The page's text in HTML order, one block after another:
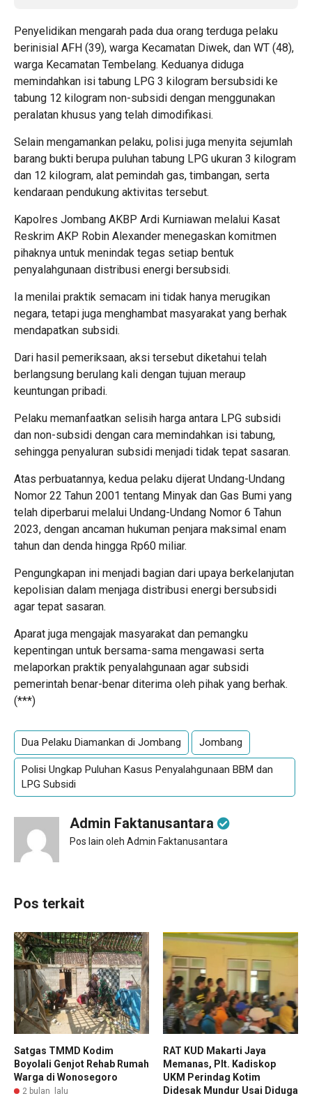
Penyelidikan mengarah pada dua orang terduga pelaku
berinisial AFH (39), warga Kecamatan Diwek, dan WT (48),
warga Kecamatan Tembelang. Keduanya diduga
memindahkan isi tabung LPG 3 kilogram bersubsidi ke
tabung 12 kilogram non-subsidi dengan menggunakan
peralatan khusus yang telah dimodifikasi.
Selain mengamankan pelaku, polisi juga menyita sejumlah
barang bukti berupa puluhan tabung LPG ukuran 3 kilogram
dan 12 kilogram, alat pemindah gas, timbangan, serta
kendaraan pendukung aktivitas tersebut.
Kapolres Jombang AKBP Ardi Kurniawan melalui Kasat
Reskrim AKP Robin Alexander menegaskan komitmen
pihaknya untuk menindak tegas setiap bentuk
penyalahgunaan distribusi energi bersubsidi.
Ia menilai praktik semacam ini tidak hanya merugikan
negara, tetapi juga menghambat masyarakat yang berhak
mendapatkan subsidi.
Dari hasil pemeriksaan, aksi tersebut diketahui telah
berlangsung berulang kali dengan tujuan meraup
keuntungan pribadi.
Pelaku memanfaatkan selisih harga antara LPG subsidi
dan non-subsidi dengan cara memindahkan isi tabung,
sehingga penyaluran subsidi menjadi tidak tepat sasaran.
Atas perbuatannya, kedua pelaku dijerat Undang-Undang
Nomor 22 Tahun 2001 tentang Minyak dan Gas Bumi yang
telah diperbarui melalui Undang-Undang Nomor 6 Tahun
2023, dengan ancaman hukuman penjara maksimal enam
tahun dan denda hingga Rp60 miliar.
Pengungkapan ini menjadi bagian dari upaya berkelanjutan
kepolisian dalam menjaga distribusi energi bersubsidi
agar tepat sasaran.
Aparat juga mengajak masyarakat dan pemangku
kepentingan untuk bersama-sama mengawasi serta
melaporkan praktik penyalahgunaan agar subsidi
pemerintah benar-benar diterima oleh pihak yang berhak.
(***)
Dua Pelaku Diamankan di Jombang Jombang
Polisi Ungkap Puluhan Kasus Penyalahgunaan BBM dan
LPG Subsidi
Admin Faktanusantara
Pos lain oleh Admin Faktanusantara
Pos terkait
Satgas TMMD Kodim
Boyolali Genjot Rehab Rumah
Warga di Wonosegoro
2 bulan lalu
RAT KUD Makarti Jaya
Memanas, Plt. Kadiskop
UKM Perindag Kotim
Didesak Mundur Usai Diduga